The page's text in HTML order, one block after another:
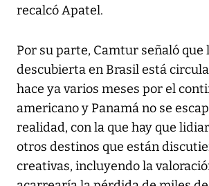
recalcó Apatel.
Por su parte, Camtur señaló que
descubierta en Brasil está
hace ya varios meses por el
americano y Panamá no se
realidad, con la que hay que
otros destinos que están
creativas, incluyendo la